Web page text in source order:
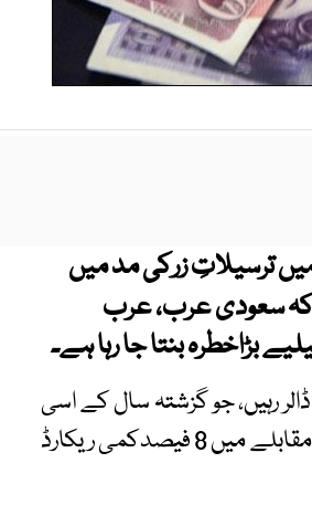
سال 2025-26 کے پہلے 10 ماہ میں ترسیلاتِ زرکی مد میں
ہے کہ سعودی عرب، عرب
بڑاخطرہ بنتا جا رہا ہے۔
مطابق اپریل2026 میں ترسیلاتِ زر 3.54 ارب ڈالر رہیں، جو گزشتہ سال کے اسی
مہینے کے مقابلے میں 11 فیصدزیادہ ہیں، البتہ مارچ 2026 کے مقابلے میں 8 فیصدکمی ریکارڈ